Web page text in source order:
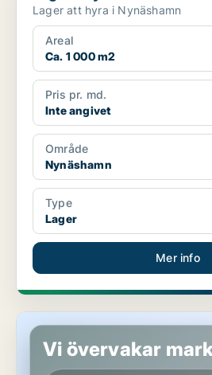
Lager att hyra i Nynäshamn
Areal
Ca. 1 000 m2
Pris pr. md.
Inte angivet
Område
Nynäshamn
Type
Lager
Mer info
Butikslokal i Nynäshamn
Vi övervakar